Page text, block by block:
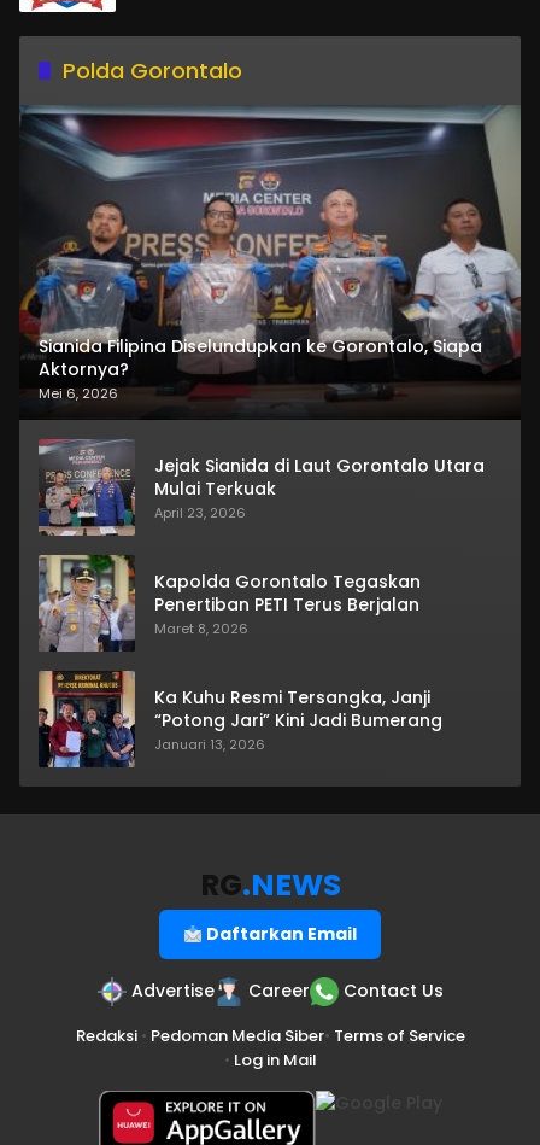
Polda Gorontalo
Sianida Filipina Diselundupkan ke Gorontalo, Siapa
Aktornya?
Mei 6, 2026
Jejak Sianida di Laut Gorontalo Utara
Mulai Terkuak
April 23, 2026
Kapolda Gorontalo Tegaskan
Penertiban PETI Terus Berjalan
Maret 8, 2026
Ka Kuhu Resmi Tersangka, Janji
“Potong Jari” Kini Jadi Bumerang
Januari 13, 2026
RG.NEWS
Daftarkan Email
Advertise Career Contact Us
Redaksi• Pedoman Media Siber• Terms of Service
• Log in Mail